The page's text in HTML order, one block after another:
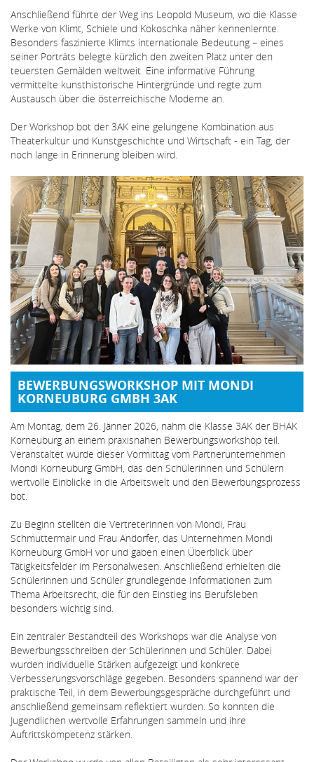
Anschließend führte der Weg ins Leopold Museum, wo die Klasse
Werke von Klimt, Schiele und Kokoschka näher kennenlernte.
Besonders faszinierte Klimts internationale Bedeutung – eines
seiner Porträts belegte kürzlich den zweiten Platz unter den
teuersten Gemälden weltweit. Eine informative Führung
vermittelte kunsthistorische Hintergründe und regte zum
Austausch über die österreichische Moderne an.
Der Workshop bot der 3AK eine gelungene Kombination aus
Theaterkultur und Kunstgeschichte und Wirtschaft - ein Tag, der
noch lange in Erinnerung bleiben wird.
BEWERBUNGSWORKSHOP MIT MONDI
KORNEUBURG GMBH 3AK
Am Montag, dem 26. Jänner 2026, nahm die Klasse 3AK der BHAK
Korneuburg an einem praxisnahen Bewerbungsworkshop teil.
Veranstaltet wurde dieser Vormittag vom Partnerunternehmen
Mondi Korneuburg GmbH, das den Schülerinnen und Schülern
wertvolle Einblicke in die Arbeitswelt und den Bewerbungsprozess
bot.
Zu Beginn stellten die Vertreterinnen von Mondi, Frau
Schmuttermair und Frau Andorfer, das Unternehmen Mondi
Korneuburg GmbH vor und gaben einen Überblick über
Tätigkeitsfelder im Personalwesen. Anschließend erhielten die
Schülerinnen und Schüler grundlegende Informationen zum
Thema Arbeitsrecht, die für den Einstieg ins Berufsleben
besonders wichtig sind.
Ein zentraler Bestandteil des Workshops war die Analyse von
Bewerbungsschreiben der Schülerinnen und Schüler. Dabei
wurden individuelle Stärken aufgezeigt und konkrete
Verbesserungsvorschläge gegeben. Besonders spannend war der
praktische Teil, in dem Bewerbungsgespräche durchgeführt und
anschließend gemeinsam reflektiert wurden. So konnten die
Jugendlichen wertvolle Erfahrungen sammeln und ihre
Auftrittskompetenz stärken.